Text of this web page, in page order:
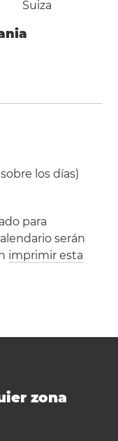
Suiza
los días)
para
serán
imprimir esta
zona